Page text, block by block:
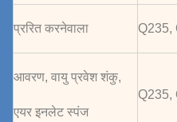
प्ररित करनेवाला Q235,
आवरण, वायु प्रवेश शंकु,
एयर इनलेट स्पंज
Q235,